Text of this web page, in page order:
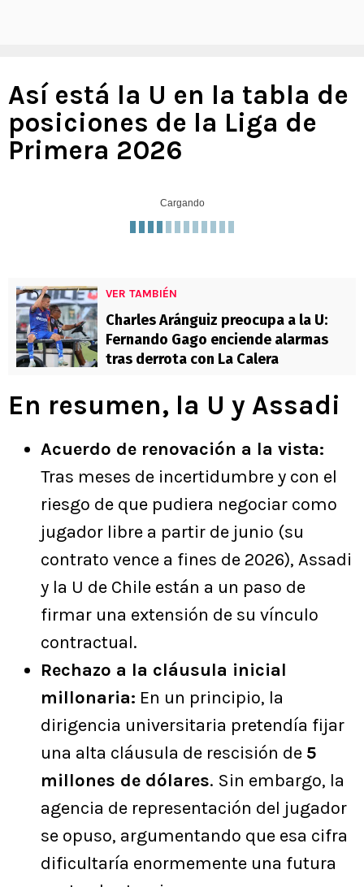
Así está la U en la tabla de
posiciones de la Liga de
Primera 2026
Cargando
VER TAMBIÉN
Charles Aránguiz preocupa a la U:
Fernando Gago enciende alarmas
tras derrota con La Calera
En resumen, la U y Assadi
Acuerdo de renovación a la vista:
Tras meses de incertidumbre y con el
riesgo de que pudiera negociar como
jugador libre a partir de junio (su
contrato vence a fines de 2026), Assadi
y la U de Chile están a un paso de
firmar una extensión de su vínculo
contractual.
Rechazo a la cláusula inicial
millonaria: En un principio, la
dirigencia universitaria pretendía fijar
una alta cláusula de rescisión de 5
millones de dólares. Sin embargo, la
agencia de representación del jugador
se opuso, argumentando que esa cifra
dificultaría enormemente una futura